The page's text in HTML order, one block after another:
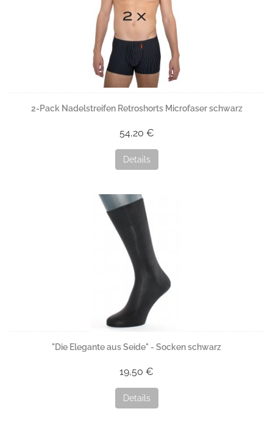
2-Pack Nadelstreifen Retroshorts Microfaser schwarz
54,20 €
Details
"Die Elegante aus Seide" - Socken schwarz
19,50 €
Details